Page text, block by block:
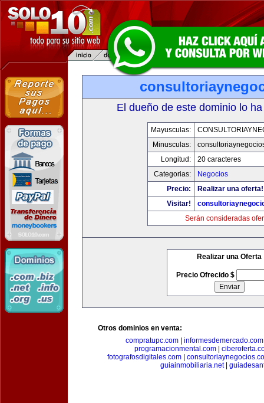
El dueño de este dominio lo
Mayusculas:
Minusculas:
Longitud:
20 caracteres
Categorias:
Negocios
Precio:
Realizar una oferta!
Visitar!
Serán consideradas
Realizar una Oferta
Precio Ofrecido $
Otros dominios en venta:
compratupc.com
informesdemercado.com
programacionmental.com|
fotografosdigitales.com
guiainmobiliaria.net|